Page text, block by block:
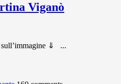
Viganò
sull’immagine ⇓ ...